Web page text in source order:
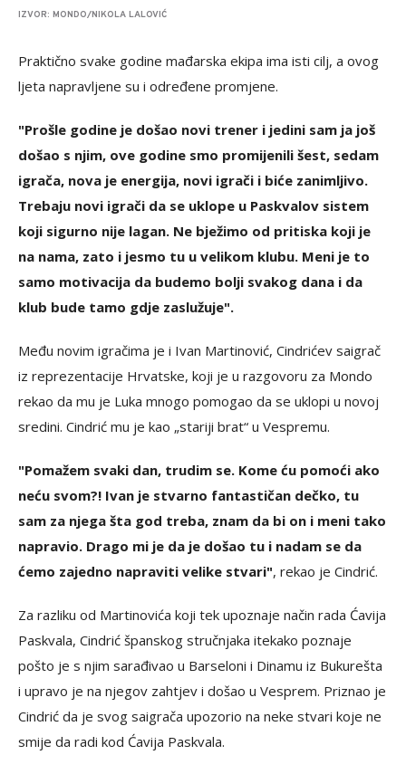
IZVOR: MONDO/NIKOLA LALOVIĆ
Praktično svake godine mađarska ekipa ima isti cilj, a ovog
ljeta napravljene su i određene promjene.
"Prošle godine je došao novi trener i jedini sam ja još
došao s njim, ove godine smo promijenili šest, sedam
igrača, nova je energija, novi igrači i biće zanimljivo.
Trebaju novi igrači da se uklope u Paskvalov sistem
koji sigurno nije lagan. Ne bježimo od pritiska koji je
na nama, zato i jesmo tu u velikom klubu. Meni je to
samo motivacija da budemo bolji svakog dana i da
klub bude tamo gdje zaslužuje".
Među novim igračima je i Ivan Martinović, Cindrićev saigrač
iz reprezentacije Hrvatske, koji je u razgovoru za Mondo
rekao da mu je Luka mnogo pomogao da se uklopi u novoj
sredini. Cindrić mu je kao „stariji brat“ u Vespremu.
"Pomažem svaki dan, trudim se. Kome ću pomoći ako
neću svom?! Ivan je stvarno fantastičan dečko, tu
sam za njega šta god treba, znam da bi on i meni tako
napravio. Drago mi je da je došao tu i nadam se da
ćemo zajedno napraviti velike stvari", rekao je Cindrić.
Za razliku od Martinovića koji tek upoznaje način rada Ćavija
Paskvala, Cindrić španskog stručnjaka itekako poznaje
pošto je s njim sarađivao u Barseloni i Dinamu iz Bukurešta
i upravo je na njegov zahtjev i došao u Vesprem. Priznao je
Cindrić da je svog saigrača upozorio na neke stvari koje ne
smije da radi kod Ćavija Paskvala.